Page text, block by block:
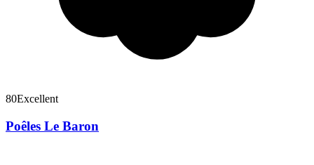
80Excellent
Poêles Le Baron